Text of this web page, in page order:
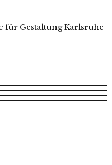
für Gestaltung Karlsruhe